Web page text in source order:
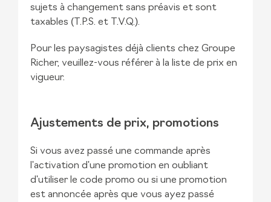
sujets à changement sans préavis et sont
taxables (T.P.S. et T.V.Q.).
Pour les paysagistes déjà clients chez Groupe
Richer, veuillez-vous référer à la liste de prix en
vigueur.
Ajustements de prix, promotions
Si vous avez passé une commande après
l'activation d'une promotion en oubliant
d'utiliser le code promo ou si une promotion
est annoncée après que vous ayez passé